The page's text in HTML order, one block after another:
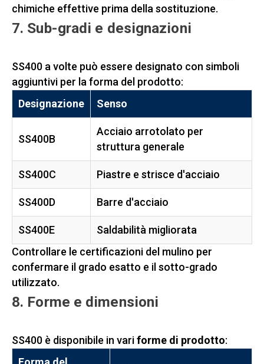
chimiche effettive prima della sostituzione.
7. Sub-gradi e designazioni
SS400 a volte può essere designato con simboli
aggiuntivi per la forma del prodotto:
Designazione
Senso
SS400B
Acciaio arrotolato per
struttura generale
SS400C Piastre e strisce d'acciaio
SS400D Barre d'acciaio
SS400E
Saldabilità migliorata
Controllare le certificazioni del mulino per
confermare il grado esatto e il sotto-grado
utilizzato.
8. Forme e dimensioni
SS400 è disponibile in variforme di prodotto: